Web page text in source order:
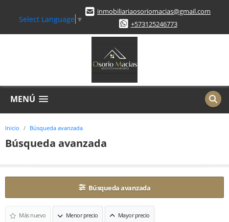
Select Language ▼
inmobiliariaosoriomacias@gmail.com
+573125246773
MENÚ
Inicio Búsqueda avanzada
Búsqueda avanzada
Búsqueda avanzada
Más nuevo Menor precio Mayor precio